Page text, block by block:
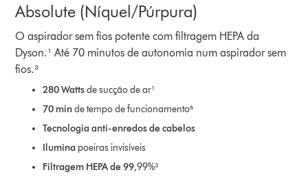
Absolute (Níquel/Púrpura)
O aspirador sem fios potente com filtragem HEPA da
Dyson.¹ Até 70 minutos de autonomia num aspirador sem
fios.³
280 Wattsde sucção de ar¹
70 minde tempo de funcionamento⁶
Tecnologia anti-enredos de cabelos
Ilumina poeiras invisíveis
Filtragem HEPA de 99,99%³